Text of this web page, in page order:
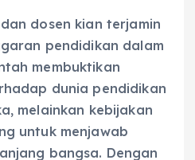
dosen kian terjamin
pendidikan dalam
membuktikan
dunia pendidikan
melainkan kebijakan
untuk menjawab
bangsa. Dengan